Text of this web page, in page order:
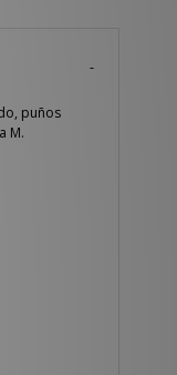
puños
M.